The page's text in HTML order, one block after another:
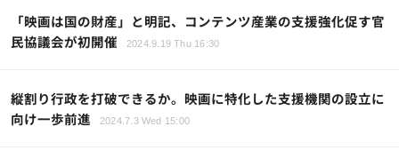
「映画は国の財産」と明記、コンテンツ産業の支援強化促す官
民協議会が初開催
2024.9.19 Thu 16:30
縦割り行政を打破できるか。映画に特化した支援機関の設立に
向け一歩前進
2024.7.3 Wed 15:00